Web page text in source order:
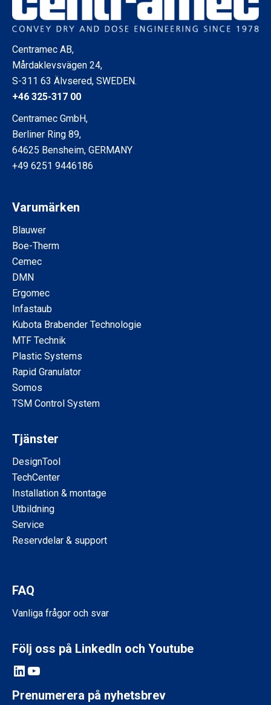
Centramec AB,
Mårdaklevsvägen 24,
S-311 63 Älvsered, SWEDEN.
+46 325-317 00
Centramec GmbH,
Berliner Ring 89,
64625 Bensheim, GERMANY
+49 6251 9446186
Varumärken
Blauwer
Boe-Therm
Cemec
DMN
Ergomec
Infastaub
Kubota Brabender Technologie
MTF Technik
Plastic Systems
Rapid Granulator
Somos
TSM Control System
Tjänster
DesignTool
TechCenter
Installation & montage
Utbildning
Service
Reservdelar & support
FAQ
Vanliga frågor och svar
Följ oss på LinkedIn och Youtube
LinkedIn
YouTube
Prenumerera på nyhetsbrev